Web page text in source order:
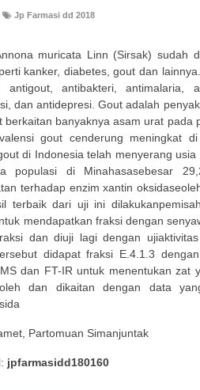
Jp Farmasi dd 2018
muricata Linn (Sirsak) sudah
kanker, diabetes, gout dan
antigout, antibakteri, antimalaria,
dan antidepresi. Gout adalah
berkaitan banyaknya asam urat
gout cenderung meningkat
di Indonesia telah menyerang
populasi di Minahasasebesar
terhadap enzim xantin
terbaik dari uji ini
mendapatkan fraksi dengan
dan diuji lagi dengan
didapat fraksi E.4.1.3
dan FT-IR untuk menentukan zat
dan dikaitan dengan data
Partomuan Simanjuntak
jpfarmasidd180160